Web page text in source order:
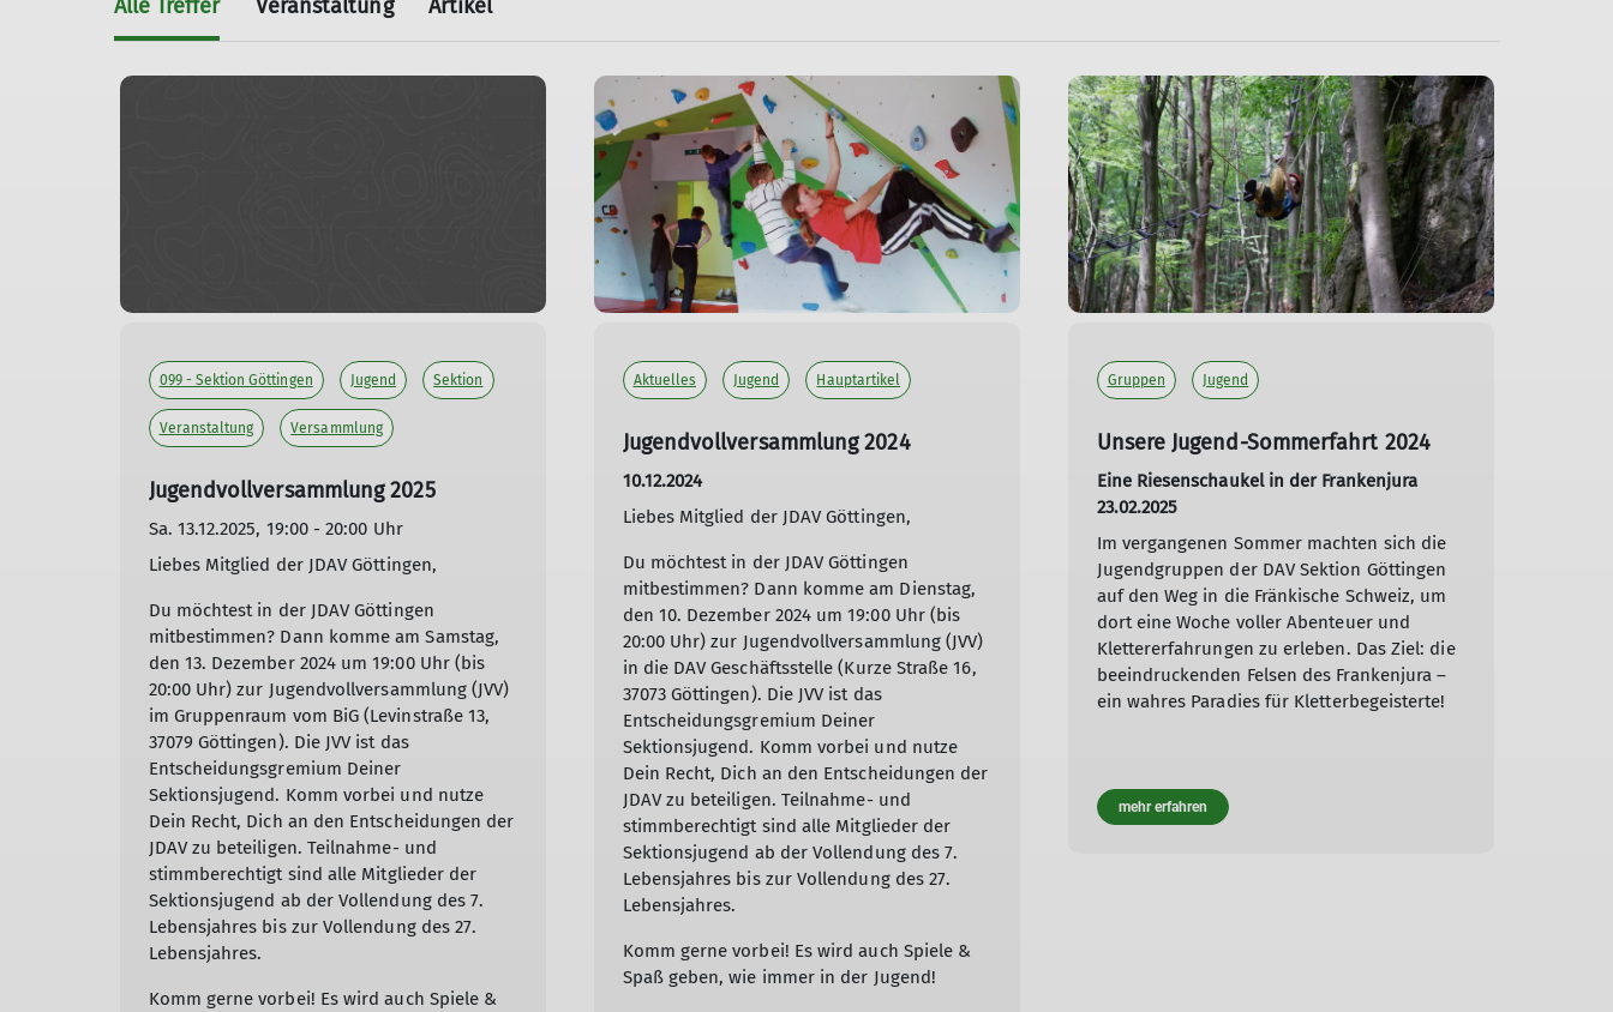
Alle Treffer Veranstaltung Artikel
099 - Sektion Göttingen Jugend Sektion
Veranstaltung Versammlung
Jugendvollversammlung 2025
Sa. 13.12.2025, 19:00 - 20:00 Uhr
Liebes Mitglied der JDAV Göttingen,
Du möchtest in der JDAV Göttingen
mitbestimmen? Dann komme am Samstag,
den 13. Dezember 2024 um 19:00 Uhr (bis
20:00 Uhr) zur Jugendvollversammlung (JVV)
im Gruppenraum vom BiG (Levinstraße 13,
37079 Göttingen). Die JVV ist das
Entscheidungsgremium Deiner
Sektionsjugend. Komm vorbei und nutze
Dein Recht, Dich an den Entscheidungen der
JDAV zu beteiligen. Teilnahme- und
stimmberechtigt sind alle Mitglieder der
Sektionsjugend ab der Vollendung des 7.
Lebensjahres bis zur Vollendung des 27.
Lebensjahres.
Komm gerne vorbei! Es wird auch Spiele &
Aktuelles Jugend Hauptartikel
Jugendvollversammlung 2024
10.12.2024
Liebes Mitglied der JDAV Göttingen,
Du möchtest in der JDAV Göttingen
mitbestimmen? Dann komme am Dienstag,
den 10. Dezember 2024 um 19:00 Uhr (bis
20:00 Uhr) zur Jugendvollversammlung (JVV)
in die DAV Geschäftsstelle (Kurze Straße 16,
37073 Göttingen). Die JVV ist das
Entscheidungsgremium Deiner
Sektionsjugend. Komm vorbei und nutze
Dein Recht, Dich an den Entscheidungen der
JDAV zu beteiligen. Teilnahme- und
stimmberechtigt sind alle Mitglieder der
Sektionsjugend ab der Vollendung des 7.
Lebensjahres bis zur Vollendung des 27.
Lebensjahres.
Komm gerne vorbei! Es wird auch Spiele &
Spaß geben, wie immer in der Jugend!
Gruppen Jugend
Unsere Jugend-Sommerfahrt 2024
Eine Riesenschaukel in der Frankenjura
23.02.2025
Im vergangenen Sommer machten sich die
Jugendgruppen der DAV Sektion Göttingen
auf den Weg in die Fränkische Schweiz, um
dort eine Woche voller Abenteuer und
Klettererfahrungen zu erleben. Das Ziel: die
beeindruckenden Felsen des Frankenjura –
ein wahres Paradies für Kletterbegeisterte!
mehr erfahren